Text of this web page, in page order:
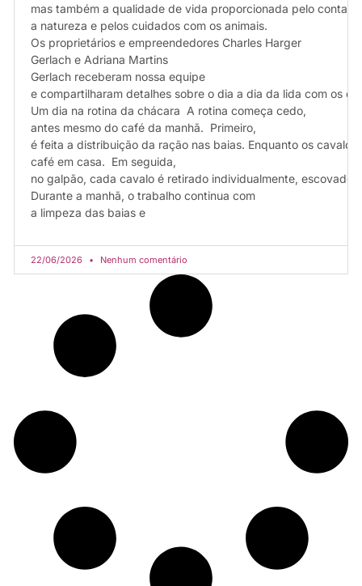
mas também a qualidade de vida proporcionada pelo contato
a natureza e pelos cuidados com os animais.
Os proprietários e empreendedores Charles Harger
Gerlach e Adriana Martins
Gerlach receberam nossa equipe
e compartilharam detalhes sobre o dia a dia da lida com os
Um dia na rotina da chácara A rotina começa cedo,
antes mesmo do café da manhã. Primeiro,
é feita a distribuição da ração nas baias. Enquanto os
café em casa. Em seguida,
no galpão, cada cavalo é retirado individualmente,
Durante a manhã, o trabalho continua com
a limpeza das baias e
22/06/2026 Nenhum comentário